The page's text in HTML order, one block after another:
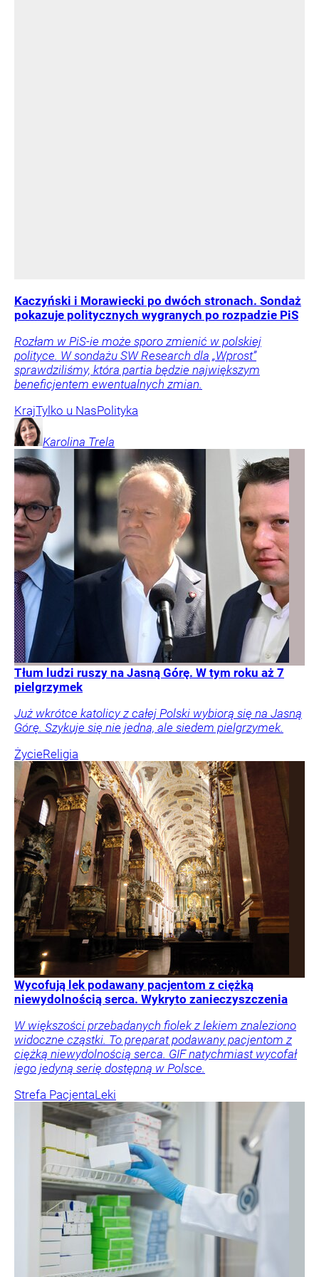
Kaczyński i Morawiecki po dwóch stronach. Sondaż
pokazuje politycznych wygranych po rozpadzie PiS
Rozłam w PiS-ie może sporo zmienić w polskiej
polityce. W sondażu SW Research dla „Wprost”
sprawdziliśmy, która partia będzie największym
beneficjentem ewentualnych zmian.
KrajTylko u NasPolityka
Karolina Trela
Tłum ludzi ruszy na Jasną Górę. W tym roku aż 7
pielgrzymek
Już wkrótce katolicy z całej Polski wybiorą się na Jasną
Górę. Szykuje się nie jedna, ale siedem pielgrzymek.
ŻycieReligia
Wycofują lek podawany pacjentom z ciężką
niewydolnością serca. Wykryto zanieczyszczenia
W większości przebadanych fiolek z lekiem znaleziono
widoczne cząstki. To preparat podawany pacjentom z
ciężką niewydolnością serca. GIF natychmiast wycofał
jego jedyną serię dostępną w Polsce.
Strefa PacjentaLeki